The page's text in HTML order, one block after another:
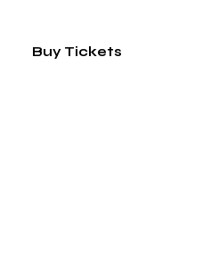
Buy Tickets